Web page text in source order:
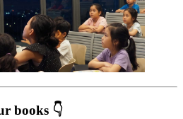
books 👇